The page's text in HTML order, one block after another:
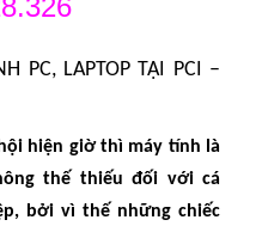
PC, LAPTOP TẠI PCI –
hiện giờ thì máy tính là
thế thiếu đối với cá
bởi vì thế những chiếc